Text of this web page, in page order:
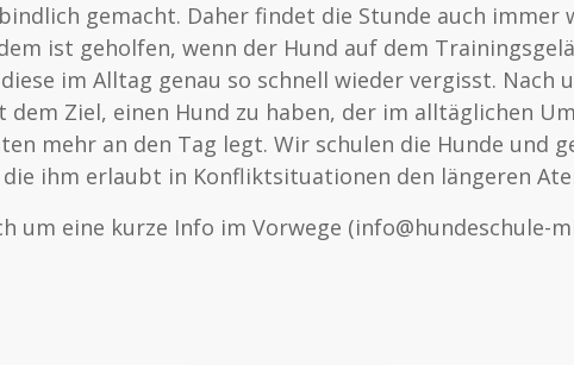
gemacht. Daher findet die Stunde auch immer
ist geholfen, wenn der Hund auf dem
im Alltag genau so schnell wieder vergisst. Nach
dem Ziel, einen Hund zu haben, der im alltäglichen
mehr an den Tag legt. Wir schulen die Hunde und
ihm erlaubt in Konfliktsituationen den längeren
um eine kurze Info im Vorwege (info@hundeschule-